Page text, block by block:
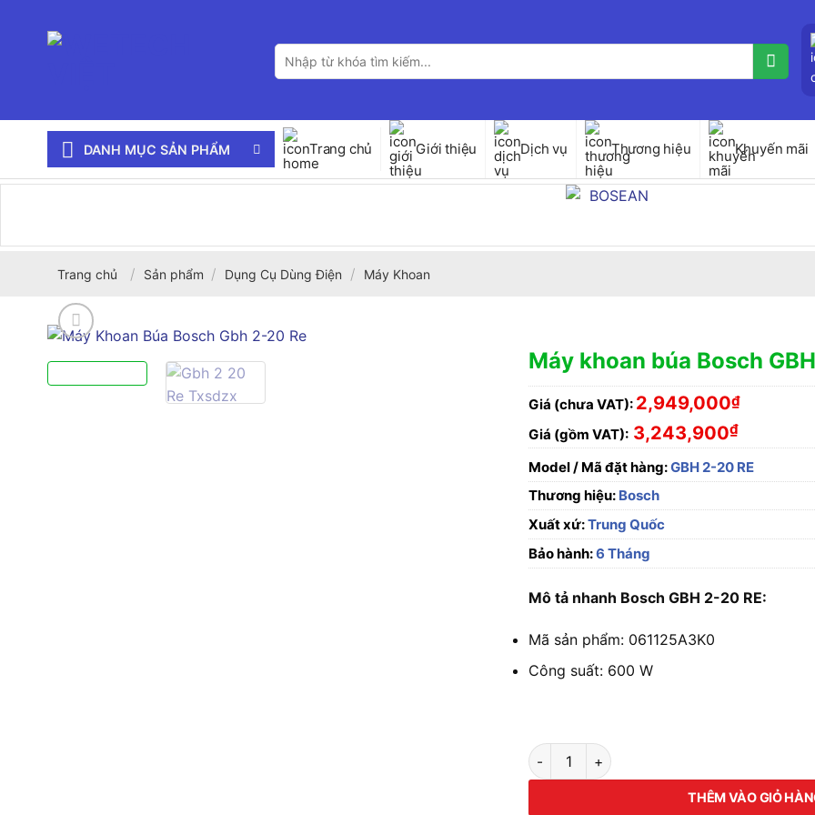
Tìm
kiếm:
DANH MỤC SẢN PHẨM Trang chủ Giới thiệu Dịch vụ Thương hiệu Khuyến mãi
Trang chủ / Sản phẩm / Dụng Cụ Dùng Điện / Máy Khoan
Máy khoan búa Bosch
Giá (chưa VAT): 2,949,000₫
Giá (gồm VAT): 3,243,900₫
Model / Mã đặt hàng:GBH 2-20 RE
Thương hiệu: Bosch
Xuất xứ:Trung Quốc
Bảo hành:6 Tháng
Mô tả nhanh Bosch GBH 2-20 RE:
Mã sản phẩm: 061125A3K0
Công suất: 600 W
Máy khoan búa Bosch GBH 2-20 RE số lượng
THÊM VÀO GIỎ